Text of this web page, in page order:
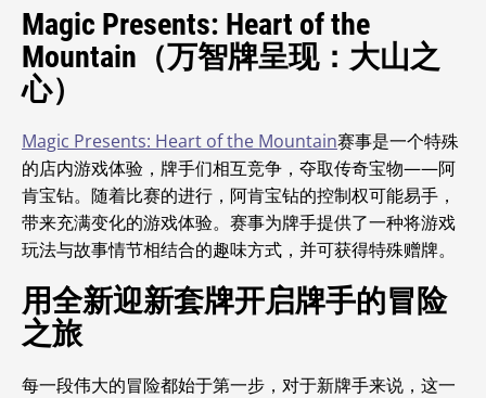
Magic Presents: Heart of the
Mountain（万智牌呈现：大山之
心）
Magic Presents: Heart of the Mountain赛事是一个特殊
的店内游戏体验，牌手们相互竞争，夺取传奇宝物——阿
肯宝钻。随着比赛的进行，阿肯宝钻的控制权可能易手，
带来充满变化的游戏体验。赛事为牌手提供了一种将游戏
玩法与故事情节相结合的趣味方式，并可获得特殊赠牌。
用全新迎新套牌开启牌手的冒险
之旅
每一段伟大的冒险都始于第一步，对于新牌手来说，这一